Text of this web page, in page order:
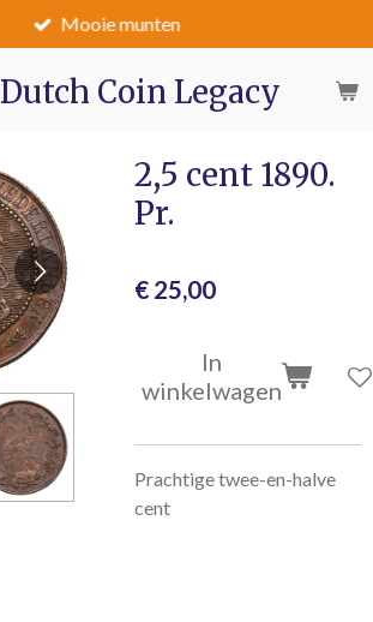
Dutch Coin Legacy
Mooie munten
2,5 cent 1890.
Pr.
€ 25,00
In
winkelwagen
Prachtige twee-en-halve
cent